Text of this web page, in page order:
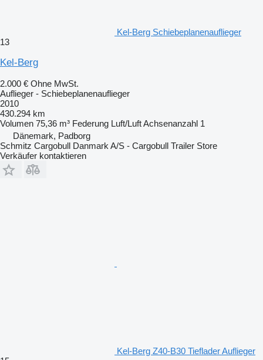
Kel-Berg Schiebeplanenauflieger
13
Kel-Berg
2.000 € Ohne MwSt.
Auflieger - Schiebeplanenauflieger
2010
430.294 km
Volumen 75,36 m³ Federung Luft/LuftAchsenanzahl 1
Dänemark, Padborg
Schmitz Cargobull Danmark A/S - Cargobull Trailer Store
Verkäufer kontaktieren
Kel-Berg Z40-B30 Tieflader Auflieger